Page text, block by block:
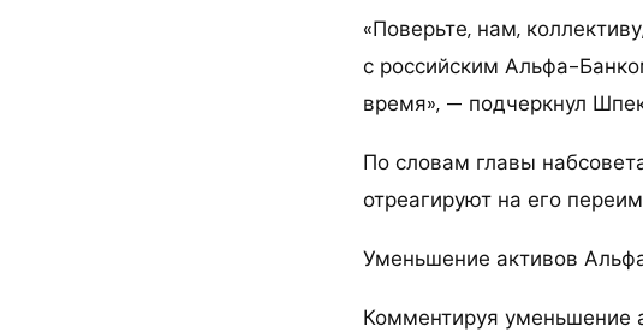
«Поверьте, нам,
с российским Альфа-
время», — подчеркнул
По словам главы
отреагируют на его
Уменьшение активов
Комментируя уменьшение